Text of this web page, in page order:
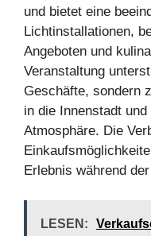
und bietet eine
Lichtinstallationen,
Angeboten und
Veranstaltung
Geschäfte, sondern
in die Innenstadt
Atmosphäre. Die
Erlebnis während
LESEN: